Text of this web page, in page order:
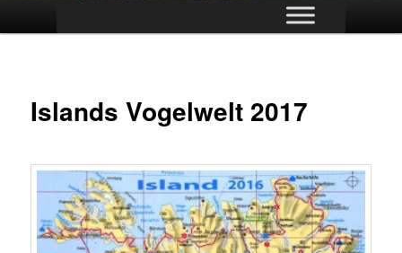
Islands Vogelwelt 2017